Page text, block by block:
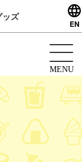
ッズ
EN
MENU